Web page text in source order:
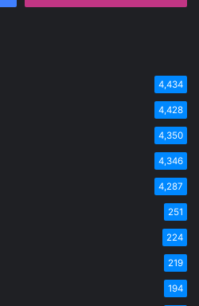
4,434
4,428
4,350
4,346
4,287
251
224
219
194